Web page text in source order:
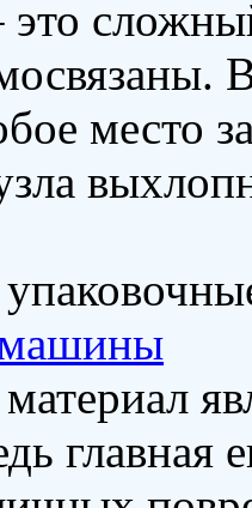
место
машины
главная